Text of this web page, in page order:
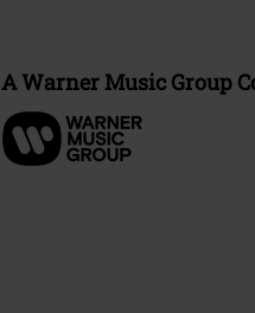
A Warner Music Group